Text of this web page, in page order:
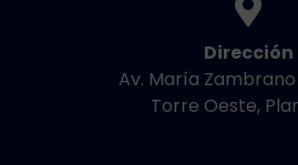
Dirección
Av. María Zambrano
Torre Oeste,